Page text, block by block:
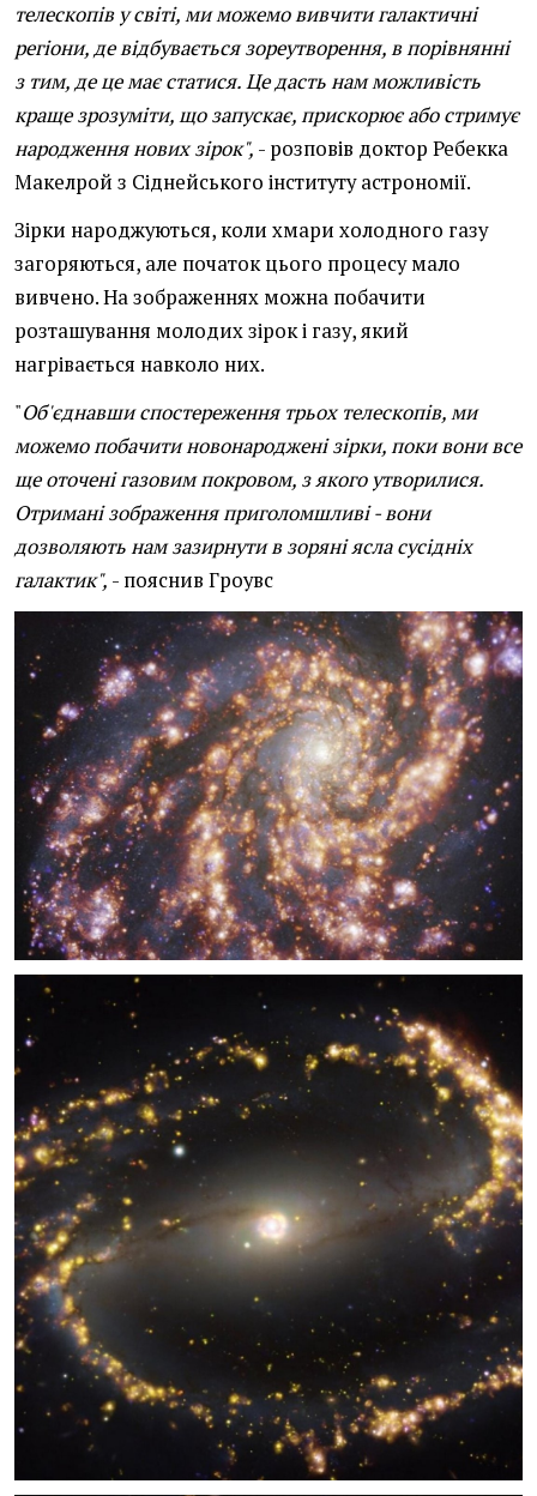
телескопів у світі, ми можемо вивчити галактичні
регіони, де відбувається зореутворення, в порівнянні
з тим, де це має статися. Це дасть нам можливість
краще зрозуміти, що запускає, прискорює або стримує
народження нових зірок", - розповів доктор Ребекка
Макелрой з Сіднейського інституту астрономії.
Зірки народжуються, коли хмари холодного газу
загоряються, але початок цього процесу мало
вивчено. На зображеннях можна побачити
розташування молодих зірок і газу, який
нагрівається навколо них.
"Об'єднавши спостереження трьох телескопів, ми
можемо побачити новонароджені зірки, поки вони все
ще оточені газовим покровом, з якого утворилися.
Отримані зображення приголомшливі - вони
дозволяють нам зазирнути в зоряні ясла сусідніх
галактик", - пояснив Гроувс